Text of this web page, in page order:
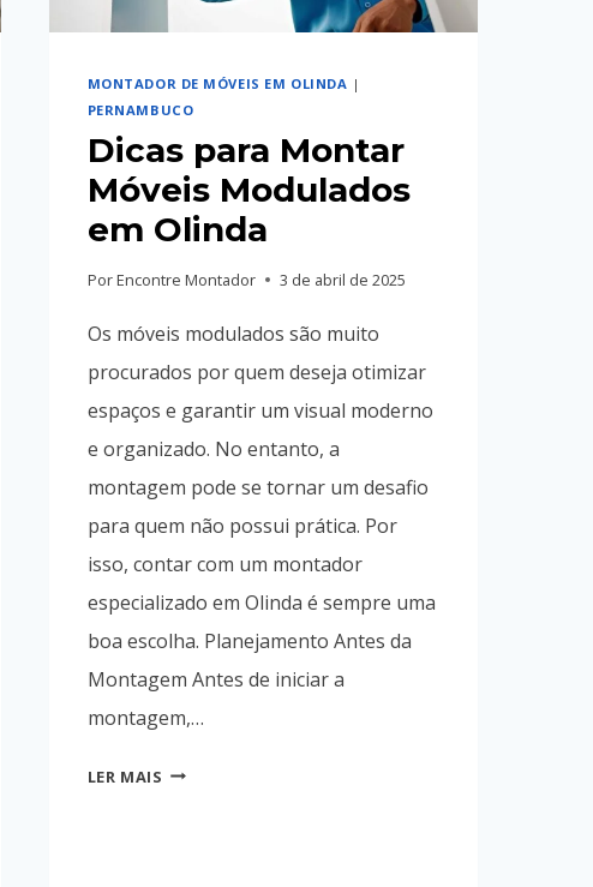
MONTADOR DE MÓVEIS EM OLINDA |
PERNAMBUCO
Dicas para Montar
Móveis Modulados
em Olinda
PorEncontre Montador 3 de abril de 2025
Os móveis modulados são muito
procurados por quem deseja otimizar
espaços e garantir um visual moderno
e organizado. No entanto, a
montagem pode se tornar um desafio
para quem não possui prática. Por
isso, contar com um montador
especializado em Olinda é sempre uma
boa escolha. Planejamento Antes da
Montagem Antes de iniciar a
montagem,…
LER MAIS DICAS